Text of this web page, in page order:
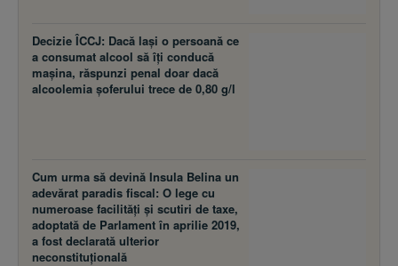
Decizie ÎCCJ: Dacă laşi o persoană ce
a consumat alcool să îţi conducă
maşina, răspunzi penal doar dacă
alcoolemia şoferului trece de 0,80 g/l
Cum urma să devină Insula Belina un
adevărat paradis fiscal: O lege cu
numeroase facilităţi şi scutiri de taxe,
adoptată de Parlament în aprilie 2019,
a fost declarată ulterior
neconstituţională